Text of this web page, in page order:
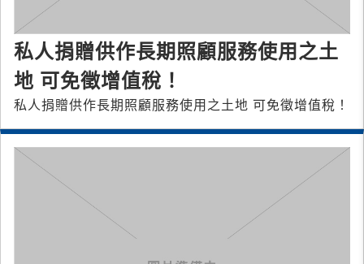
私人捐贈供作長期照顧服務使用之土
地 可免徵增值稅！
私人捐贈供作長期照顧服務使用之土地 可免徵增值稅！